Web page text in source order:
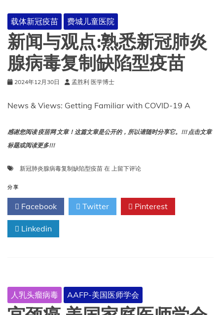
载体新冠疫苗 费城儿童医院
新闻与观点:熟悉新冠肺炎
腺病毒复制缺陷型疫苗
2024年12月30日 孟胜利 医学博士
News & Views: Getting Familiar with COVID-19 A
感谢您阅读 疫苗网 文章！这篇文章是公开的，所以请随时分享它。!!! 点击文章
标题或阅读更多!!!
新冠肺炎腺病毒复制缺陷型疫苗 在 新
观
熟
病
毒
复
上留下评论
分享
Facebook Twitter Pinterest
Linkedin
人乳头瘤病毒 AAFP-美国医师学会